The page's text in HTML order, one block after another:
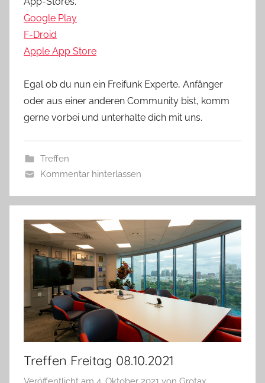
Google Play
F-Droid
Apple App Store
Egal ob du nun ein Freifunk Experte, Anfänger
oder aus einer anderen Community bist, komm
gerne vorbei und unterhalte dich mit uns.
Treffen
Kommentar hinterlassen
Treffen Freitag 08.10.2021